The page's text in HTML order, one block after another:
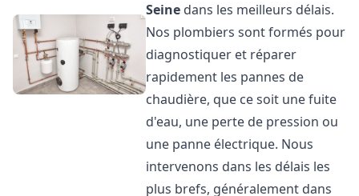
Seine dans les meilleurs délais.
Nos plombiers sont formés pour
diagnostiquer et réparer
rapidement les pannes de
chaudière, que ce soit une fuite
d'eau, une perte de pression ou
une panne électrique. Nous
intervenons dans les délais les
plus brefs, généralement dans